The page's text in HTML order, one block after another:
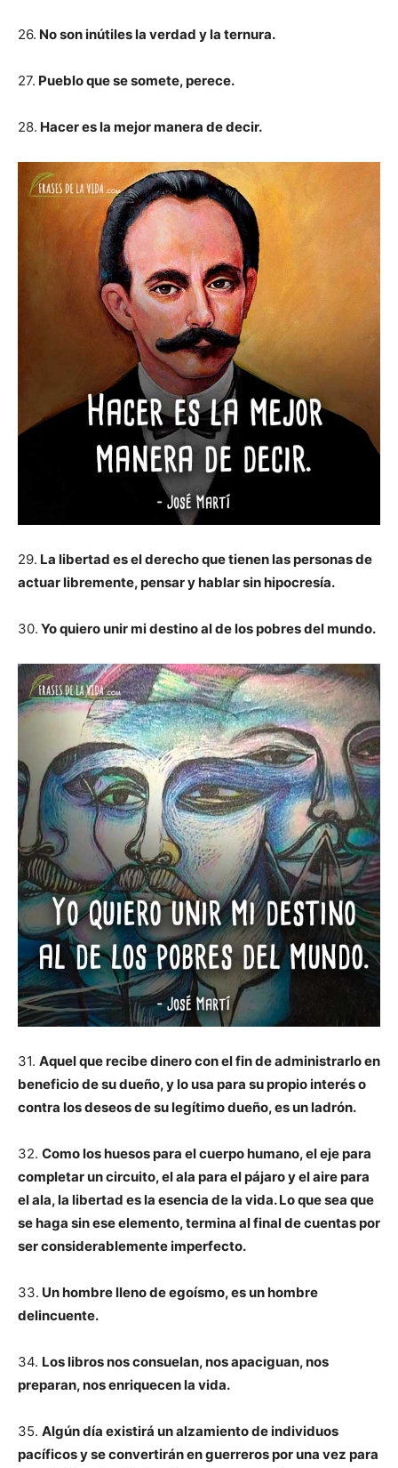
26. No son inútiles la verdad y la ternura.
27. Pueblo que se somete, perece.
28. Hacer es la mejor manera de decir.
29. La libertad es el derecho que tienen las personas de
actuar libremente, pensar y hablar sin hipocresía.
30. Yo quiero unir mi destino al de los pobres del mundo.
31. Aquel que recibe dinero con el fin de administrarlo en
beneficio de su dueño, y lo usa para su propio interés o
contra los deseos de su legítimo dueño, es un ladrón.
32. Como los huesos para el cuerpo humano, el eje para
completar un circuito, el ala para el pájaro y el aire para
el ala, la libertad es la esencia de la vida. Lo que sea que
se haga sin ese elemento, termina al final de cuentas por
ser considerablemente imperfecto.
33. Un hombre lleno de egoísmo, es un hombre
delincuente.
34. Los libros nos consuelan, nos apaciguan, nos
preparan, nos enriquecen la vida.
35. Algún día existirá un alzamiento de individuos
pacíficos y se convertirán en guerreros por una vez para